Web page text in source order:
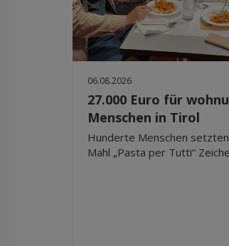
06.08.2026
27.000 Euro für
Menschen in Tirol
Hunderte Menschen
Mahl „Pasta per Tutti“